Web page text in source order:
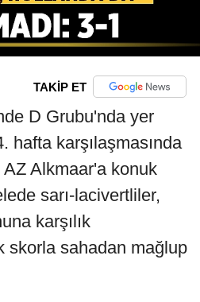
TAKİP ET
D Grubu'nda yer
hafta karşılaşmasında
Alkmaar'a konuk
sarı-lacivertliler,
karşılık
skorla sahadan mağlup